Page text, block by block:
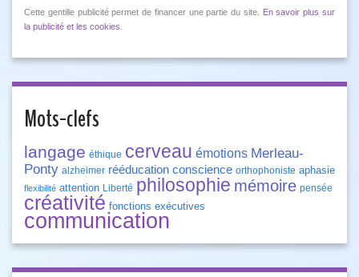
Cette gentille publicité permet de financer une partie du site.
En savoir plus sur
la publicité et les cookies
Mots-clefs
langage éthique cerveau émotions Merleau-
Ponty alzheimer rééducation conscience orthophoniste aphasie
flexibilité attention Liberté philosophie mémoire pensée
créativité fonctions exécutives
communication